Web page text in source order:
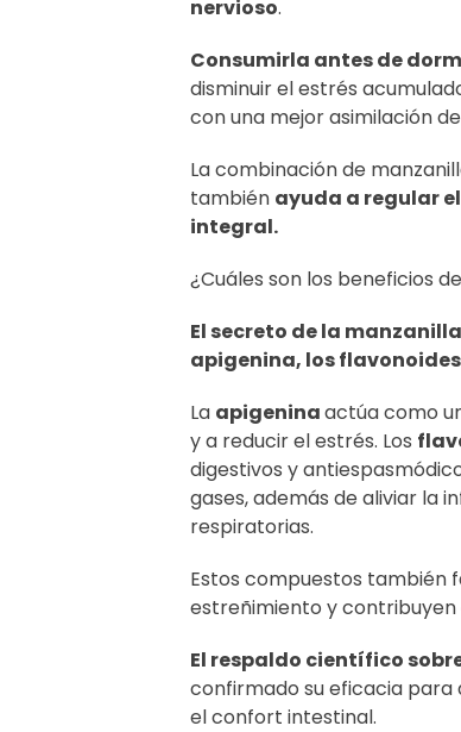
nervioso.
Consumirla antes de
disminuir el estrés
con una mejor asimilación
La combinación de
también ayuda a regular
integral.
¿Cuáles son los beneficios
El secreto de la
apigenina, los
La apigeninaactúa como
y a reducir el estrés. Los
digestivos y
gases, además de aliviar la
respiratorias.
Estos compuestos también
estreñimiento y
El respaldo científico
confirmado su eficacia para
el confort intestinal.